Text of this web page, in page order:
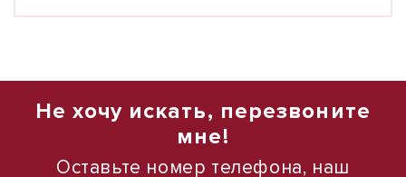
Не хочу искать, перезвоните
мне!
Оставьте номер телефона, наш